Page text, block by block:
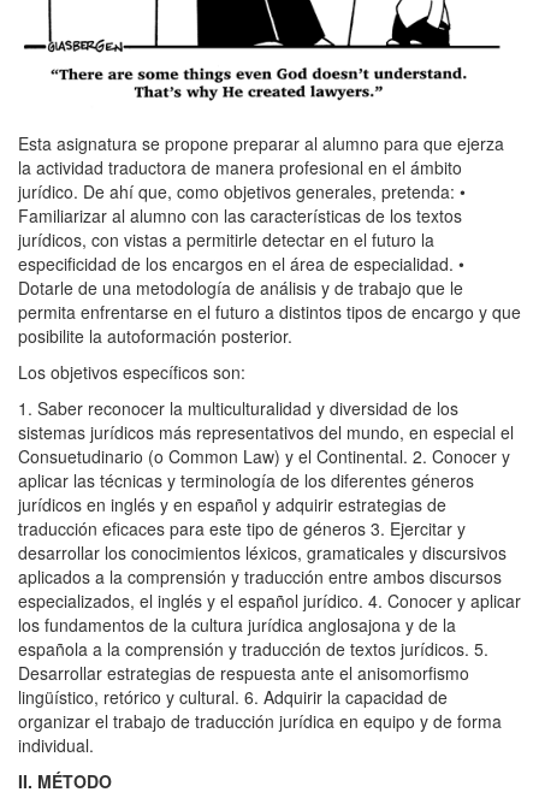
Esta asignatura se propone preparar al alumno para que ejerza
la actividad traductora de manera profesional en el ámbito
jurídico. De ahí que, como objetivos generales, pretenda: •
Familiarizar al alumno con las características de los textos
jurídicos, con vistas a permitirle detectar en el futuro la
especificidad de los encargos en el área de especialidad. •
Dotarle de una metodología de análisis y de trabajo que le
permita enfrentarse en el futuro a distintos tipos de encargo y que
posibilite la autoformación posterior.
Los objetivos específicos son:
1. Saber reconocer la multiculturalidad y diversidad de los
sistemas jurídicos más representativos del mundo, en especial el
Consuetudinario (o Common Law) y el Continental. 2. Conocer y
aplicar las técnicas y terminología de los diferentes géneros
jurídicos en inglés y en español y adquirir estrategias de
traducción eficaces para este tipo de géneros 3. Ejercitar y
desarrollar los conocimientos léxicos, gramaticales y discursivos
aplicados a la comprensión y traducción entre ambos discursos
especializados, el inglés y el español jurídico. 4. Conocer y aplicar
los fundamentos de la cultura jurídica anglosajona y de la
española a la comprensión y traducción de textos jurídicos. 5.
Desarrollar estrategias de respuesta ante el anisomorfismo
lingüístico, retórico y cultural. 6. Adquirir la capacidad de
organizar el trabajo de traducción jurídica en equipo y de forma
individual.
II. MÉTODO